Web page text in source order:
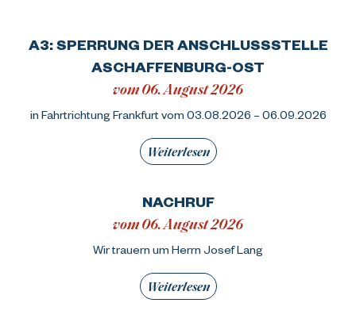
A3: SPERRUNG DER ANSCHLUSSSTELLE
ASCHAFFENBURG-OST
vom 06. August 2026
in Fahrtrichtung Frankfurt vom 03.08.2026 – 06.09.2026
Weiterlesen
NACHRUF
vom 06. August 2026
Wir trauern um Herrn Josef Lang
Weiterlesen